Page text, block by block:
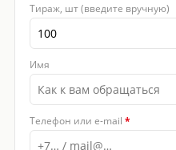
Тираж, шт (введите вручную)
Имя
Телефон или e-mail *